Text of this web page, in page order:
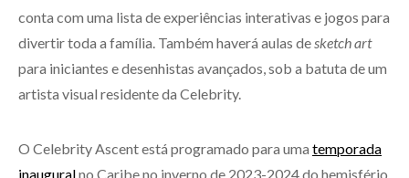
conta com uma lista de experiências interativas e jogos para
divertir toda a família. Também haverá aulas desketch art
para iniciantes e desenhistas avançados, sob a batuta de um
artista visual residente da Celebrity.
O Celebrity Ascent está programado para uma temporada
inauguralno Caribe no inverno de 2023-2024 do hemisfério